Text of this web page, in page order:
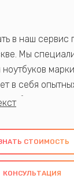
в наш сервис
Мы
в себя
с обширными
и
оригинальных
качество
Наша цель -
СТОИМОСТЬ
КОНСУЛЬТАЦИЯ